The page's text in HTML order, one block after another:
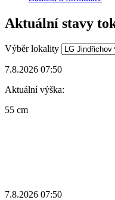
Aktuální stavy
Výběr lokality
7.8.2026 07:50
Aktuální výška:
55 cm
7.8.2026 07:50